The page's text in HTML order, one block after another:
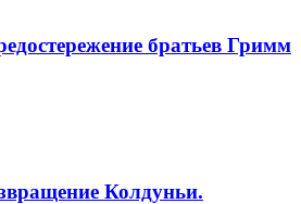
братьев Гримм
Колдуньи.